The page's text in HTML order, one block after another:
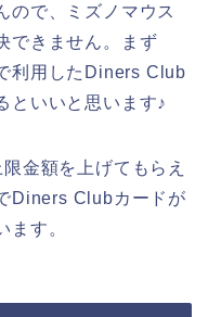
ので、ミズノマウス
できません。まず
利用したDiners Club
といいと思います♪
金額を上げてもらえ
Diners Clubカードが
ます。